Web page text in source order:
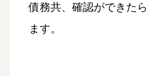
債務共、確認ができた
ます。